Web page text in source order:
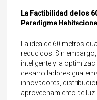
La Factibilidad de los
Paradigma Habitacional
La idea de 60 metros
reducidos. Sin
inteligente y la
desarrolladores
innovadores,
aprovechamiento de luz